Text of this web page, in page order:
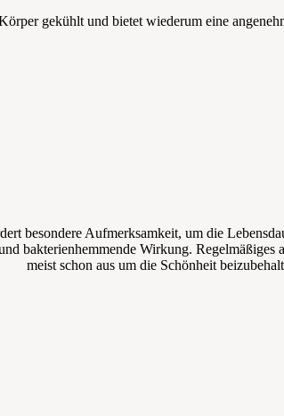
gekühlt und bietet wiederum eine
besondere Aufmerksamkeit, um die
bakterienhemmende Wirkung.
meist schon aus um die Schönheit